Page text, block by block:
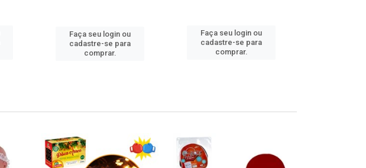
Faça seu login ou
cadastre-se para
comprar.
Faça seu login ou
cadastre-se para
comprar.